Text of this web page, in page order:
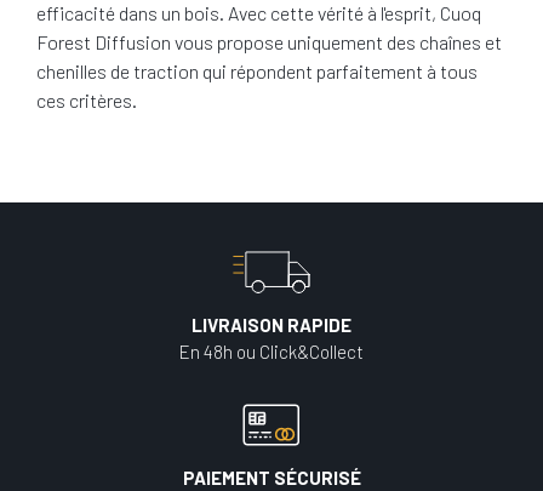
efficacité dans un bois. Avec cette vérité à l'esprit, Cuoq
Forest Diffusion vous propose uniquement des chaînes et
chenilles de traction qui répondent parfaitement à tous
ces critères.
LIVRAISON RAPIDE
En 48h ou Click&Collect
PAIEMENT SÉCURISÉ